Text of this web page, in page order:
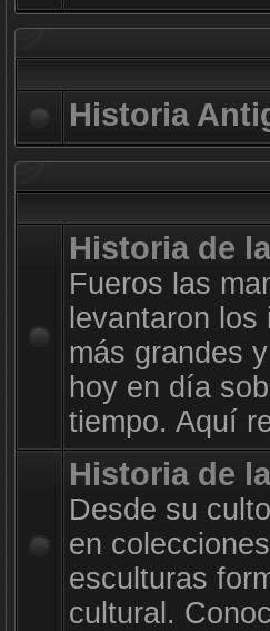
Historia
Historia de
Fueros las
levantaron
más grandes
hoy en día
tiempo. Aquí
Historia de
Desde su
en
esculturas
cultural.